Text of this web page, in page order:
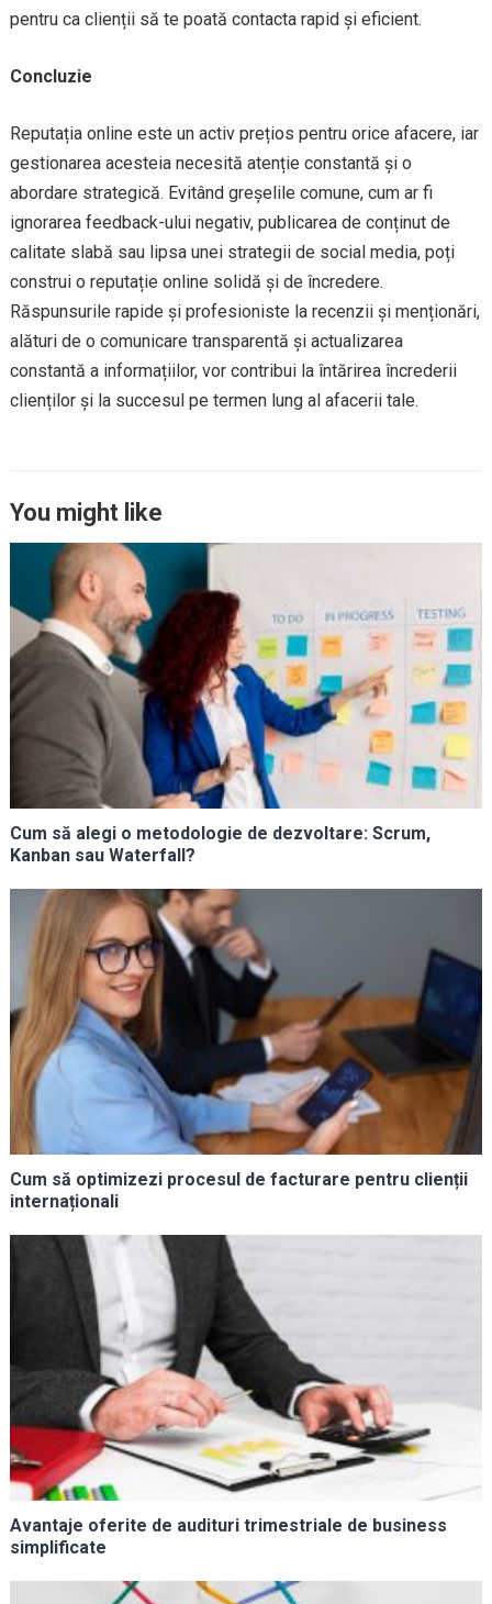
pentru ca clienții să te poată contacta rapid și eficient.
Concluzie
Reputația online este un activ prețios pentru orice afacere, iar
gestionarea acesteia necesită atenție constantă și o
abordare strategică. Evitând greșelile comune, cum ar fi
ignorarea feedback-ului negativ, publicarea de conținut de
calitate slabă sau lipsa unei strategii de social media, poți
construi o reputație online solidă și de încredere.
Răspunsurile rapide și profesioniste la recenzii și menționări,
alături de o comunicare transparentă și actualizarea
constantă a informațiilor, vor contribui la întărirea încrederii
clienților și la succesul pe termen lung al afacerii tale.
You might like
Cum să alegi o metodologie de dezvoltare: Scrum,
Kanban sau Waterfall?
Cum să optimizezi procesul de facturare pentru clienții
internaționali
Avantaje oferite de audituri trimestriale de business
simplificate